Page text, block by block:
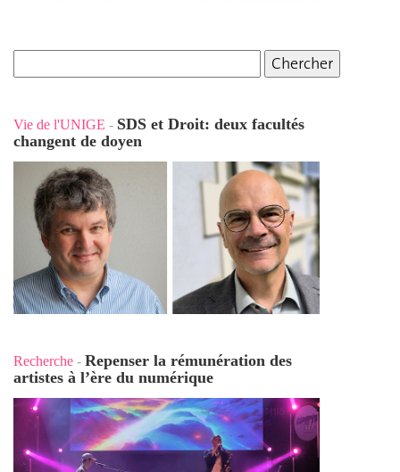
Vie de l'UNIGE - SDS et Droit: deux facultés
changent de doyen
Recherche - Repenser la rémunération des
artistes à l’ère du numérique